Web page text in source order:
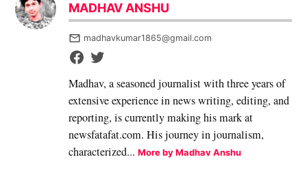
MADHAV ANSHU
madhavkumar1865@gmail.com
Madhav, a seasoned journalist with three years of
extensive experience in news writing, editing, and
reporting, is currently making his mark at
newsfatafat.com. His journey in journalism,
characterized...More by Madhav Anshu